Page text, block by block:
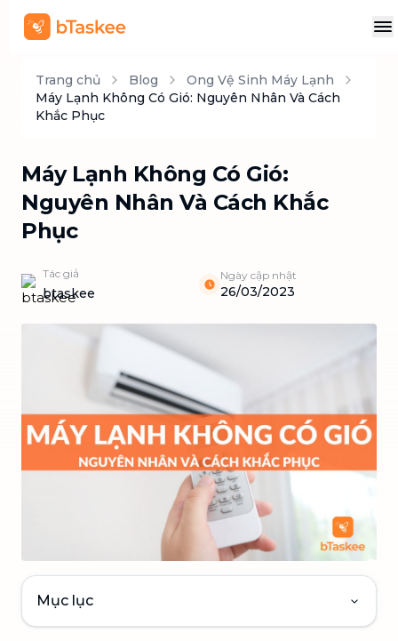
Trang chủ Blog
Ong Vệ Sinh Máy Lạnh
Máy Lạnh Không Có Gió: Nguyên Nhân Và Cách
Khắc Phục
Máy Lạnh Không Có Gió:
Nguyên Nhân Và Cách Khắc
Phục
Tác giả
btaskee
Ngày cập nhật
26/03/2023
Mục lục